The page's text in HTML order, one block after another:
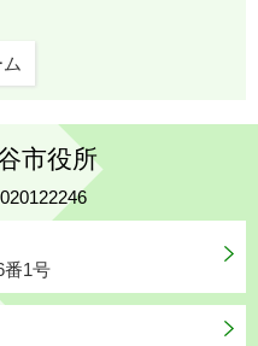
市役所
番1号